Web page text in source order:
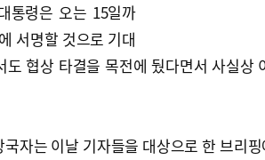
통령은 오는 15일까
서명할 것으로 기대
도 협상 타결을 목전에 뒀다면서 사실상
자는 이날 기자들을 대상으로 한 브리